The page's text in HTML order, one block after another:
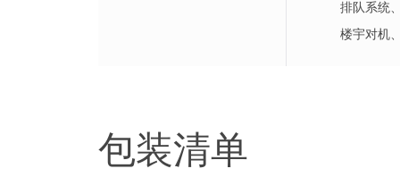
排队系统
楼宇对机
包装清单